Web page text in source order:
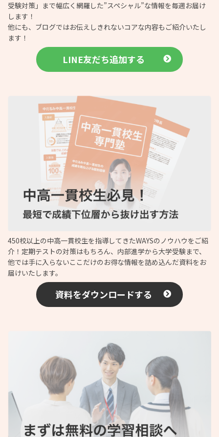
受験対策」まで幅広く網羅した”スペシャル”な情報を毎週お届け
します！
他にも、ブログではお伝えしきれないコアな内容もご紹介いたし
ます！
LINE友だち追加する
450校以上の中高一貫校生を指導してきたWAYSのノウハウをご紹
介！定期テストの対策はもちろん、内部進学から大学受験まで、
他では手に入らないここだけのお得な情報を詰め込んだ資料をお
届けいたします。
資料をダウンロードする